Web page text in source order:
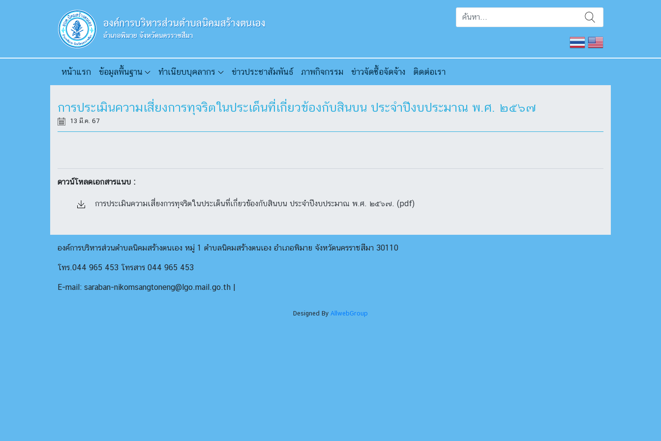
หน้าแรก ข้อมูลพื้นฐาน ทำเนียบบุคลากร ข่าวประชาสัมพันธ์ ภาพกิจกรรม ข่าวจัดซื้อจัดจ้าง ติดต่อเรา
การประเมินความเสี่ยงการทุจริตในประเด็นที่เกี่ยวข้องกับสินบน ประจำปีงบประมาณ พ.ศ. ๒๕๖๗
13 มี.ค. 67
ดาวน์โหลดเอกสารแนบ :
การประเมินความเสี่ยงการทุจริตในประเด็นที่เกี่ยวข้องกับสินบน ประจำปีงบประมาณ พ.ศ. ๒๕๖๗. (pdf)
องค์การบริหารส่วนตำบลนิคมสร้างตนเอง หมู่ 1 ตำบลนิคมสร้างตนเอง อำเภอพิมาย จังหวัดนครราชสีมา 30110
โทร.044 965 453 โทรสาร 044 965 453
E-mail: saraban-nikomsangtoneng@lgo.mail.go.th |
Designed By AllwebGroup